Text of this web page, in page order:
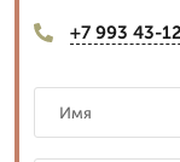
+7 993 43-